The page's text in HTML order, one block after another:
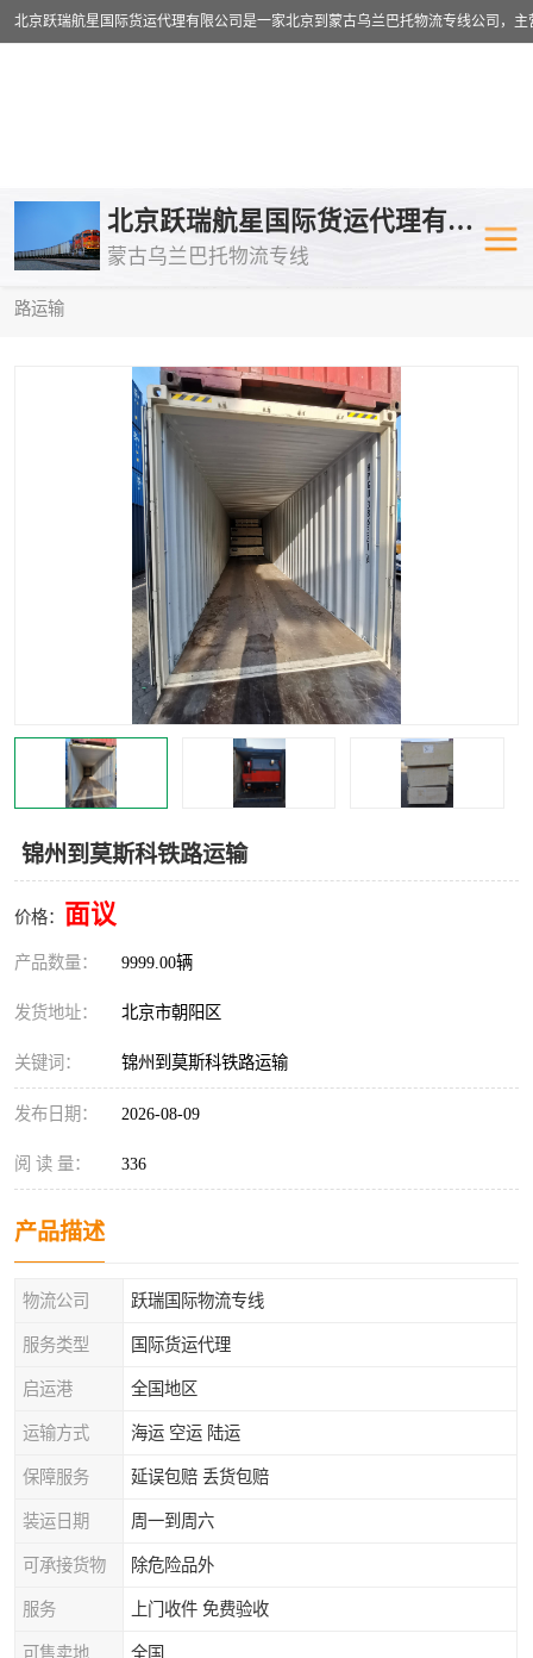
北京跃瑞航星国际货运代理有限公司
蒙古乌兰巴托物流专线
路运输
锦州到莫斯科铁路运输
价格： 面议
产品数量： 9999.00辆
发货地址： 北京市朝阳区
关键词： 锦州到莫斯科铁路运输
发布日期： 2026-08-09
阅 读 量： 336
产品描述
物流公司 跃瑞国际物流专线
服务类型 国际货运代理
启运港 全国地区
运输方式 海运 空运 陆运
保障服务 延误包赔 丢货包赔
装运日期 周一到周六
可承接货物 除危险品外
服务 上门收件 免费验收
可售卖地 全国
乌兰巴托物流专线 乌兰巴托铁
乌兰巴托公路运输
中欧班列
蒙古乌兰巴托双清包税
蒙古乌兰巴托空运专线
蒙古乌兰巴托汽运专线
中亚铁路运输